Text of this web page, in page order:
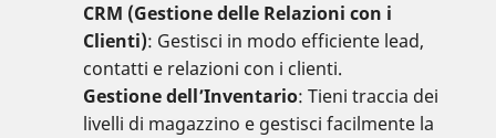
CRM (Gestione delle Relazioni con i
Clienti): Gestisci in modo efficiente lead,
contatti e relazioni con i clienti.
Gestione dell’Inventario: Tieni traccia dei
livelli di magazzino e gestisci facilmente la